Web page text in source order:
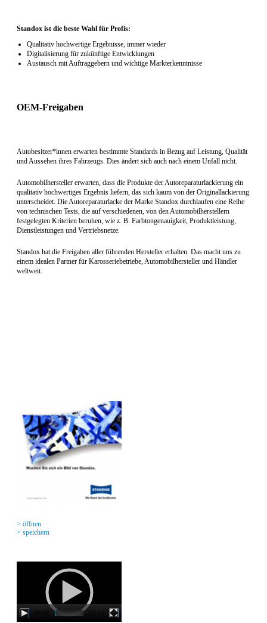
Standox ist die beste Wahl für Profis:
Qualitativ hochwertige Ergebnisse, immer wieder
Digitalisierung für zukünftige Entwicklungen
Austausch mit Auftraggebern und wichtige Markterkenntnisse
OEM-Freigaben
Autobesitzer*innen erwarten bestimmte Standards in Bezug auf Leistung, Qualität
und Aussehen ihres Fahrzeugs. Dies ändert sich auch nach einem Unfall nicht.
Automobilhersteller erwarten, dass die Produkte der Autoreparaturlackierung ein
qualitativ hochwertiges Ergebnis liefern, das sich kaum von der Originallackierung
unterscheidet. Die Autoreparaturlacke der Marke Standox durchlaufen eine Reihe
von technischen Tests, die auf verschiedenen, von den Automobilherstellern
festgelegten Kriterien beruhen, wie z. B. Farbtongenauigkeit, Produktleistung,
Dienstleistungen und Vertriebsnetze.
Standox hat die Freigaben aller führenden Hersteller erhalten. Das macht uns zu
einem idealen Partner für Karosseriebetriebe, Automobilhersteller und Händler
weltweit.
> öffnen
> speichern